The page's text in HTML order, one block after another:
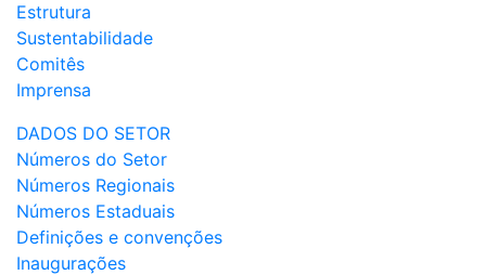
Estrutura
Sustentabilidade
Comitês
Imprensa
DADOS DO SETOR
Números do Setor
Números Regionais
Números Estaduais
Definições e convenções
Inaugurações